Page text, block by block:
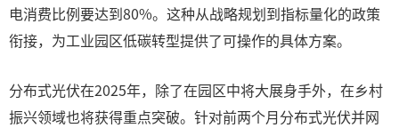
电消费比例要达到80%。这种从战略规划到指标量化的政策
衔接，为工业园区低碳转型提供了可操作的具体方案。
分布式光伏在2025年，除了在园区中将大展身手外，在乡村
振兴领域也将获得重点突破。针对前两个月分布式光伏并网